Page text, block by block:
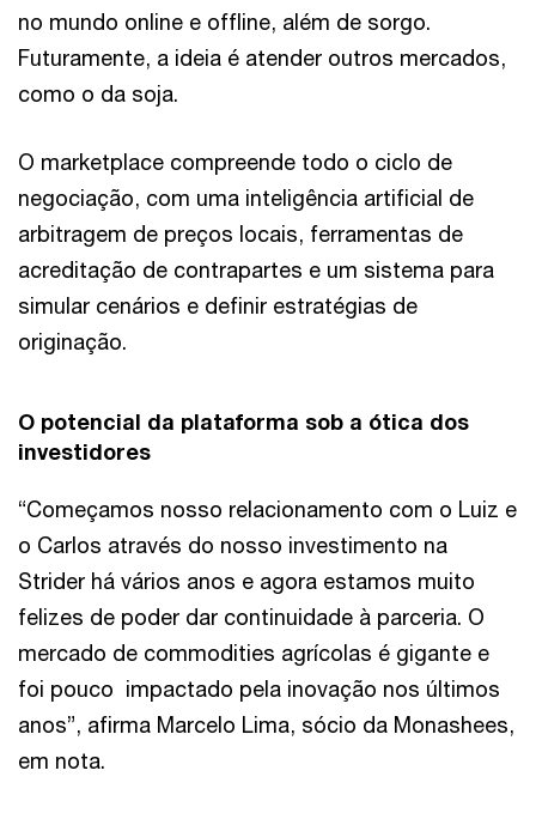
no mundo online e offline, além de sorgo.
Futuramente, a ideia é atender outros mercados,
como o da soja.
O marketplace compreende todo o ciclo de
negociação, com uma inteligência artificial de
arbitragem de preços locais, ferramentas de
acreditação de contrapartes e um sistema para
simular cenários e definir estratégias de
originação.
O potencial da plataforma sob a ótica dos
investidores
“Começamos nosso relacionamento com o Luiz e
o Carlos através do nosso investimento na
Strider há vários anos e agora estamos muito
felizes de poder dar continuidade à parceria. O
mercado de commodities agrícolas é gigante e
foi pouco impactado pela inovação nos últimos
anos”, afirma Marcelo Lima, sócio da Monashees,
em nota.